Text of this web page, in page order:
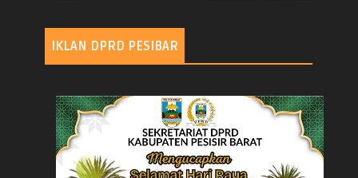
IKLAN DPRD PESIBAR